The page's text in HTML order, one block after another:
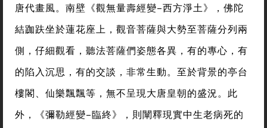
唐代畫風。南壁《觀無量壽經變–西方淨土》，佛陀
結跏趺坐於蓮花座上，觀音菩薩與大勢至菩薩分列兩
側，仔細觀看，聽法菩薩們姿態各異，有的專心，有
的陷入沉思，有的交談，非常生動。至於背景的亭台
樓閣、仙樂飄飄等，無不呈現大唐皇朝的盛況。此
外，《彌勒經變–臨終》，則闡釋現實中生老病死的